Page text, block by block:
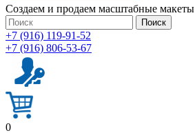
Создаем и продаем масштабные
Поиск
+7 (916) 119-91-52
+7 (916) 806-53-67
0